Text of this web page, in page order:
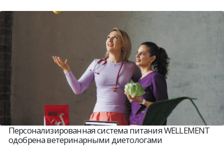
Персонализированная система питания WELLEMENT
одобрена ветеринарными диетологами